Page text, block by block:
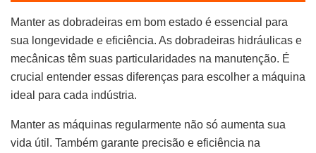
Manter as dobradeiras em bom estado é essencial para
sua longevidade e eficiência. As dobradeiras hidráulicas e
mecânicas têm suas particularidades na manutenção. É
crucial entender essas diferenças para escolher a máquina
ideal para cada indústria.
Manter as máquinas regularmente não só aumenta sua
vida útil. Também garante precisão e eficiência na